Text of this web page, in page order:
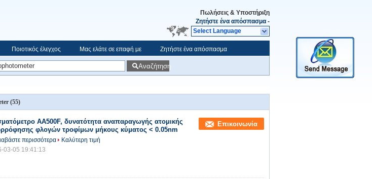
Πωλήσεις & Υποστήριξη
Ζητήστε ένα απόσπασμα -
Select Language
Ποιοτικός έλεγχος Μας ελάτε σε επαφή με Ζητήστε ένα απόσπασμα
Αναζήτηση
(55)
AA500F, δυνατότητα αναπαραγωγής ατομικής
φλογών τροφίμων μήκους κύματος < 0.05nm
Επικοινωνία
περισσότερα
Καλύτερη τιμή
03-05 19:41:13